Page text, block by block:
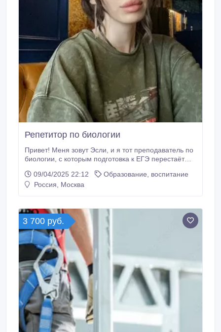
Репетитор по биологии
Привет! Меня зовут Эсли, и я тот преподаватель по
биологии, с которым подготовка к ЕГЭ перестаёт
17. Как только сдала ЕГЭ в 2018 году (88 баллов,
хотела 90+ — да, я знаю, как это обидно), сразу
тревогу и привести мозги в рабочее состояние.
09/04/2025 22:12
Образование, воспитание
Россия, Москва
3 700 руб.